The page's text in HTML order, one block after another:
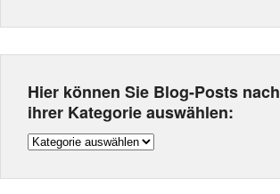
Hier können Sie Blog-Posts nach
ihrer Kategorie auswählen:
Hier
Sie